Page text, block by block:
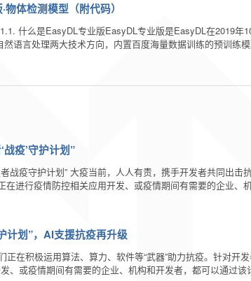
体检测模型（附代码）
什么是EasyDL专业版EasyDL专业版是EasyDL在2019
语言处理两大技术方向，内置百度海量数据训练的预训练
疫’守护计划”
战疫守护计划” 大疫当前，人人有责，携手开发者共同出
在进行疫情防控相关应用开发、或疫情期间有需要的企业、
计划”，AI支援抗疫再升级
在积极运用算法、算力、软件等“武器”助力抗疫。针对开
、或疫情期间有需要的企业、机构和开发者，都可以通过